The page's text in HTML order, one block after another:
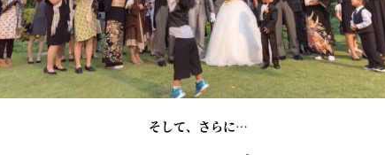
そして、さらに…